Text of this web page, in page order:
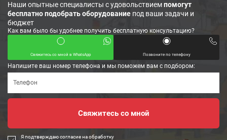
Наши опытные специалисты с удовольствиемпомогут
бесплатно подобрать оборудование под ваши задачи и
бюджет
Как вам было бы удобнее получить бесплатную консультацию?
Свяжитесь со мной в WhatsApp Позвоните по телефону
Напишите ваш номер телефона и мы поможем вам с подбором:
Я подтверждаю согласие на обработку